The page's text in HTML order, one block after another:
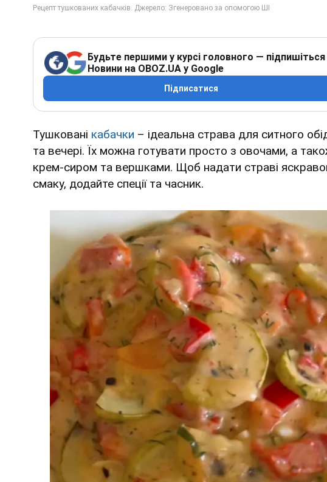
Будьте першими у курсі головного — підпишіться
Новини на OBOZ.UA у Google
Підписатися
Тушковані кабачки – ідеальна страва для ситного
та вечері. Їх можна готувати просто з овочами, а
крем-сиром та вершками. Щоб надати страві
смаку, додайте спеції та часник.